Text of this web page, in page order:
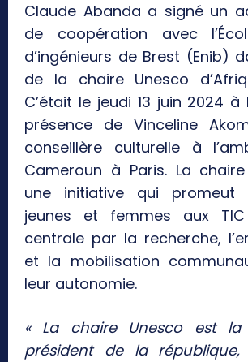
Claude Abanda a signé un
de coopération avec
d’ingénieurs de Brest (Enib)
de la chaire Unesco
C’était le jeudi 13 juin 2024 à
présence de Vinceline
conseillère culturelle à
Cameroun à Paris. La
une initiative qui promeut
jeunes et femmes aux
centrale par la recherche,
et la mobilisation
leur autonomie.
« La chaire Unesco est
président de la